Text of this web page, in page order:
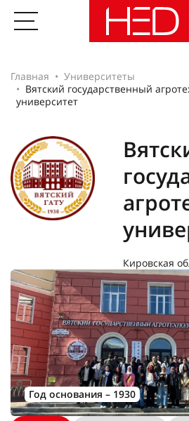
Главная
Университеты
Вятский государственный
университет
Кировская
Год основания – 1930